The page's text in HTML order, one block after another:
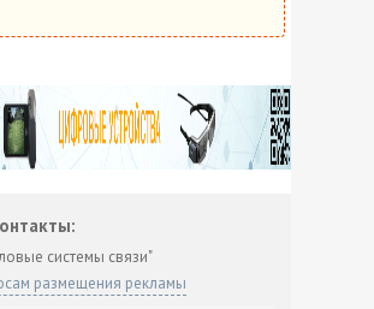
системы связи"
размещения рекламы